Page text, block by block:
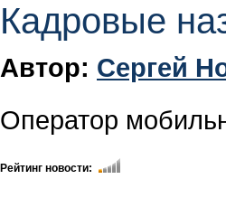
Кадровые
Автор: Сергей
Оператор
Рейтинг новости: